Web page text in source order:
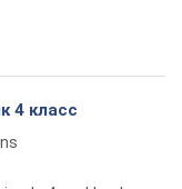
4 класс